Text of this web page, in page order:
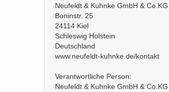
Neufeldt & Kuhnke GmbH & Co.KG
Boninstr. 25
24114 Kiel
Schleswig Holstein
Deutschland
www.neufeldt-kuhnke.de/kontakt
Verantwortliche Person:
Neufeldt & Kuhnke GmbH & Co.KG